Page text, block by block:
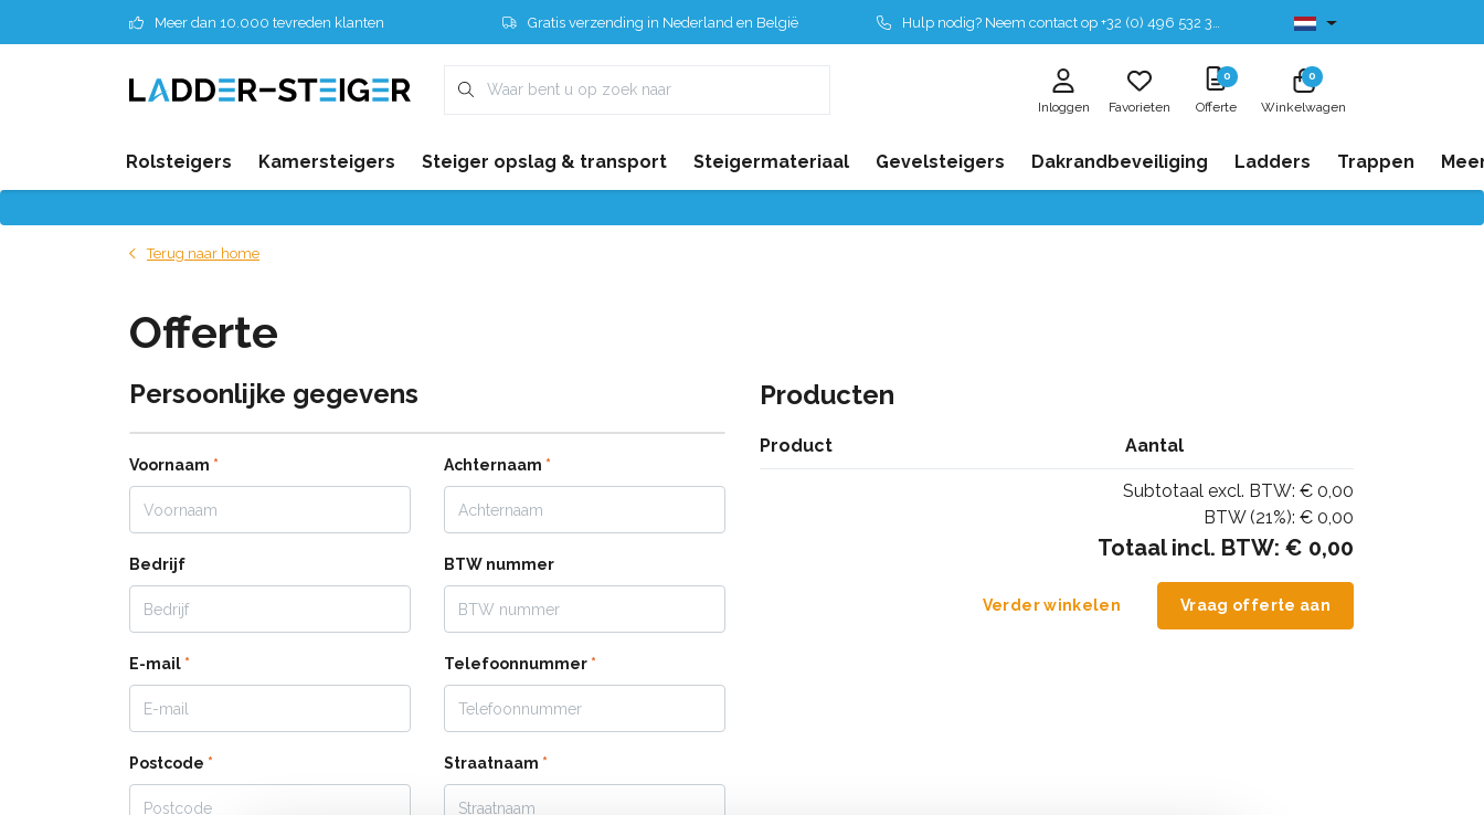
Meer dan 10.000 tevreden klanten Gratis verzending in Nederland en België Hulp nodig? Neem contact op +32 (0) 496 532 330 Leverbaar uit voorraad
Inloggen Favorieten
0
Offerte
0
Winkelwagen
Rolsteigers Kamersteigers Steiger opslag & transport Steigermateriaal Gevelsteigers Dakrandbeveiliging Ladders Trappen
Terug naar home
Offerte
Persoonlijke gegevens
Voornaam * Achternaam *
Bedrijf BTW nummer
E-mail * Telefoonnummer *
Postcode * Straatnaam *
Producten
Product Aantal
Subtotaal excl. BTW: € 0,00
BTW (21%): € 0,00
Totaal incl. BTW: € 0,00
Verder winkelen Vraag offerte aan